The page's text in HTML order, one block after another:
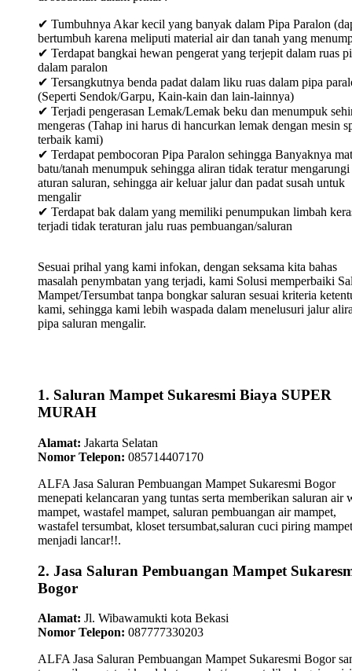
✔ Tumbuhnya Akar kecil yang banyak dalam Pipa Paralon
bertumbuh karena meliputi material air dan tanah yang
✔ Terdapat bangkai hewan pengerat yang terjepit dalam ruas
dalam paralon
✔ Tersangkutnya benda padat dalam liku ruas dalam pipa
(Seperti Sendok/Garpu, Kain-kain dan lain-lainnya)
✔ Terjadi pengerasan Lemak/Lemak beku dan menumpuk
mengeras (Tahap ini harus di hancurkan lemak dengan mesin
terbaik kami)
✔ Terdapat pembocoran Pipa Paralon sehingga Banyaknya
batu/tanah menumpuk sehingga aliran tidak teratur mengarungi
aturan saluran, sehingga air keluar jalur dan padat susah untuk
mengalir
✔ Terdapat bak dalam yang memiliki penumpukan limbah
terjadi tidak teraturan jalu ruas pembuangan/saluran
Sesuai prihal yang kami infokan, dengan seksama kita bahas
masalah penymbatan yang terjadi, kami Solusi memperbaiki
Mampet/Tersumbat tanpa bongkar saluran sesuai kriteria
kami, sehingga kami lebih waspada dalam menelusuri jalur
pipa saluran mengalir.
1. Saluran Mampet Sukaresmi Biaya SUPER
MURAH
Alamat: Jakarta Selatan
Nomor Telepon: 085714407170
ALFA Jasa Saluran Pembuangan Mampet Sukaresmi Bogor
menepati kelancaran yang tuntas serta memberikan saluran air
mampet, wastafel mampet, saluran pembuangan air mampet,
wastafel tersumbat, kloset tersumbat,saluran cuci piring mampet
menjadi lancar!!.
2. Jasa Saluran Pembuangan Mampet
Bogor
Alamat: Jl. Wibawamukti kota Bekasi
Nomor Telepon: 087777330203
ALFA Jasa Saluran Pembuangan Mampet Sukaresmi Bogor